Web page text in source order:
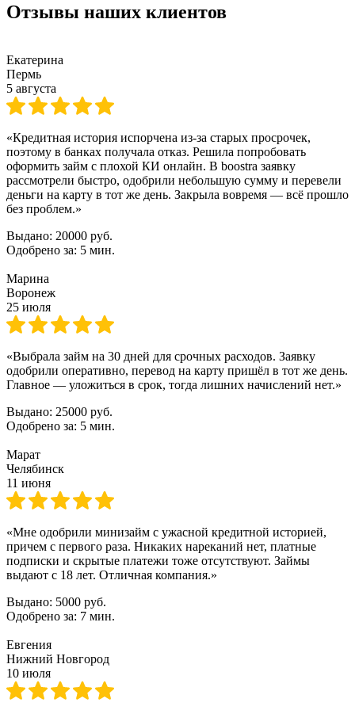
Отзывы наших клиентов
Екатерина
Пермь
5 августа
«Кредитная история испорчена из-за старых просрочек,
поэтому в банках получала отказ. Решила попробовать
оформить займ с плохой КИ онлайн. В boostra заявку
рассмотрели быстро, одобрили небольшую сумму и перевели
деньги на карту в тот же день. Закрыла вовремя — всё прошло
без проблем.»
Выдано: 20000 руб.
Одобрено за: 5 мин.
Марина
Воронеж
25 июля
«Выбрала займ на 30 дней для срочных расходов. Заявку
одобрили оперативно, перевод на карту пришёл в тот же день.
Главное — уложиться в срок, тогда лишних начислений нет.»
Выдано: 25000 руб.
Одобрено за: 5 мин.
Марат
Челябинск
11 июня
«Мне одобрили минизайм с ужасной кредитной историей,
причем с первого раза. Никаких нареканий нет, платные
подписки и скрытые платежи тоже отсутствуют. Займы
выдают с 18 лет. Отличная компания.»
Выдано: 5000 руб.
Одобрено за: 7 мин.
Евгения
Нижний Новгород
10 июля